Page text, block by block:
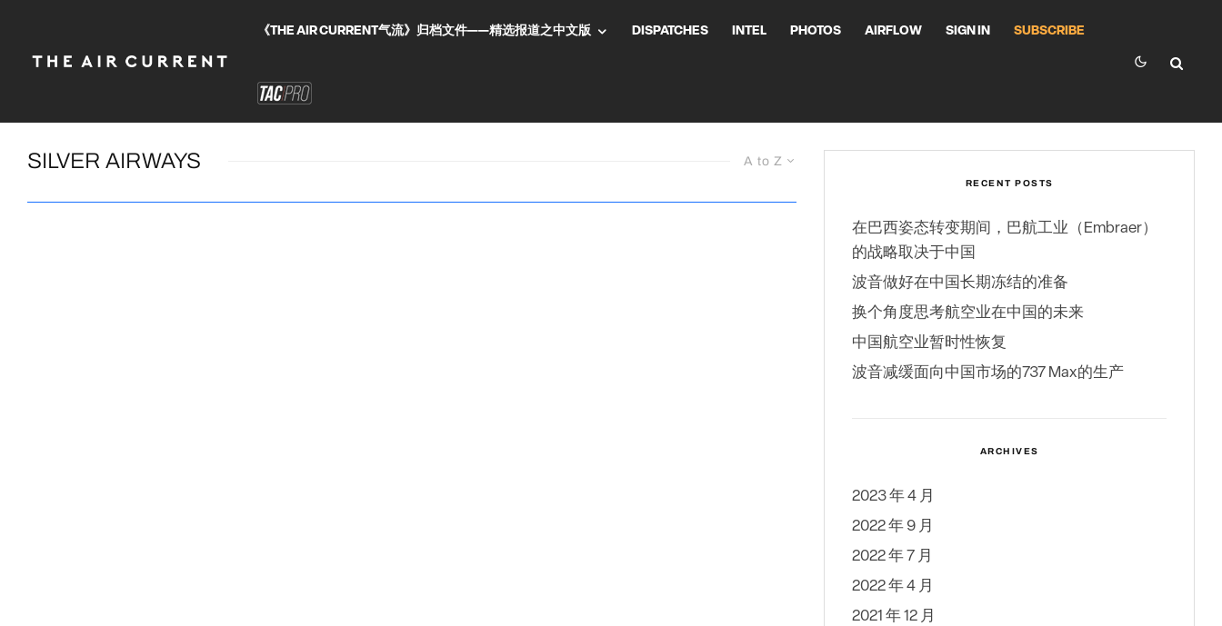
《THE AIR CURRENT气流》归档文件——精选报道之中文版 DISPATCHES INTEL PHOTOS AIRFLOW SIGN IN SUBSCRIBE
A to Z
SILVER AIRWAYS
RECENT POSTS
在巴西姿态转变期间，巴航工业（Embraer）
的战略取决于中国
波音做好在中国长期冻结的准备
换个角度思考航空业在中国的未来
中国航空业暂时性恢复
波音减缓面向中国市场的737 Max的生产
ARCHIVES
2023 年 4 月
2022 年 9 月
2022 年 7 月
2022 年 4 月
2021 年 12 月